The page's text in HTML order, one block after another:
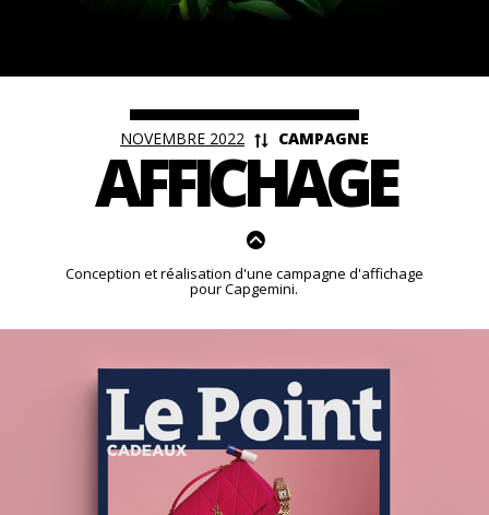
NOVEMBRE 2022 < CAMPAGNE
Conception et réalisation d'une campagne d'affichage
pour Capgemini.
AFFICHAGE